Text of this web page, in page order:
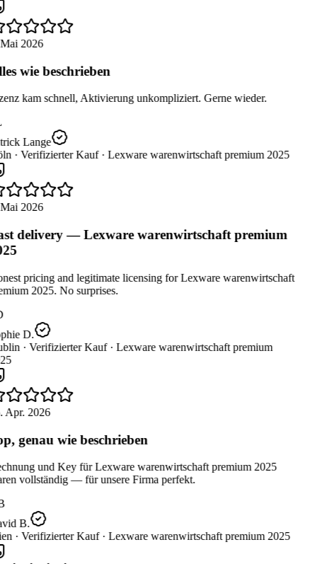
2026
wie beschrieben
kam schnell, Aktivierung unkompliziert. Gerne wieder.
Lange
· Verifizierter Kauf · Lexware warenwirtschaft premium 2025
2026
delivery — Lexware warenwirtschaft premium
pricing and legitimate licensing for Lexware warenwirtschaft
2025. No surprises.
D.
· Verifizierter Kauf · Lexware warenwirtschaft premium
Apr. 2026
genau wie beschrieben
und Key für Lexware warenwirtschaft premium 2025
vollständig — für unsere Firma perfekt.
B.
· Verifizierter Kauf · Lexware warenwirtschaft premium 2025